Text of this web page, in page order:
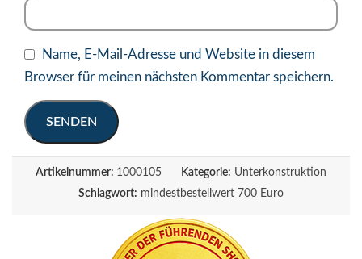
Name, E-Mail-Adresse und Website in diesem
Browser für meinen nächsten Kommentar speichern.
Artikelnummer: 1000105 Kategorie: Unterkonstruktion
Schlagwort: mindestbestellwert 700 Euro